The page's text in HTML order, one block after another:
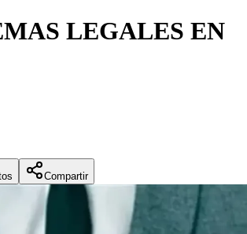
LEGALES EN
Compartir